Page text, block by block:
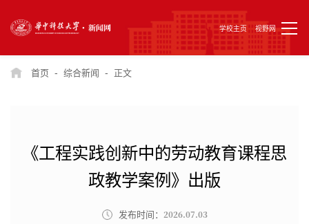
学校主页 视野网
首页 - 综合新闻 - 正文
《工程实践创新中的劳动教育课程思
政教学案例》出版
发布时间： 2026.07.03